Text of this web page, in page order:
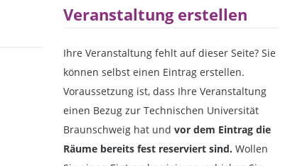
Veranstaltung erstellen
Ihre Veranstaltung fehlt auf dieser Seite? Sie
können selbst einen Eintrag erstellen.
Voraussetzung ist, dass Ihre Veranstaltung
einen Bezug zur Technischen Universität
Braunschweig hat undvor dem Eintrag die
Räume bereits fest reserviert sind. Wollen